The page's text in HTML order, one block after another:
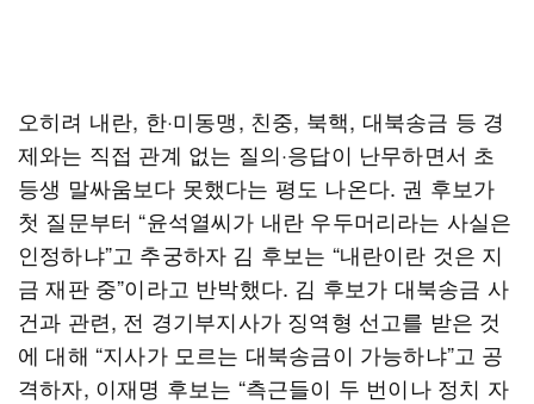
오히려 내란, 한·미동맹, 친중, 북핵, 대북송금 등 경
제와는 직접 관계 없는 질의·응답이 난무하면서 초
등생 말싸움보다 못했다는 평도 나온다. 권 후보가
첫 질문부터 “윤석열씨가 내란 우두머리라는 사실은
인정하냐”고 추궁하자 김 후보는 “내란이란 것은 지
금 재판 중”이라고 반박했다. 김 후보가 대북송금 사
건과 관련, 전 경기부지사가 징역형 선고를 받은 것
에 대해 “지사가 모르는 대북송금이 가능하냐”고 공
격하자, 이재명 후보는 “측근들이 두 번이나 정치 자